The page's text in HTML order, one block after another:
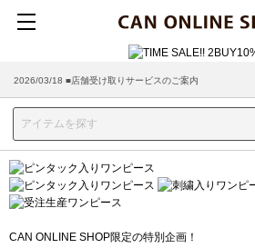
2026/08/04 ■8/13(木)AM2:00～サイトメンテナンス実施の
2026/03/18 ■店舗受け取りサービスのご案内
CAN ONLINE SHOP限定の特別企画！